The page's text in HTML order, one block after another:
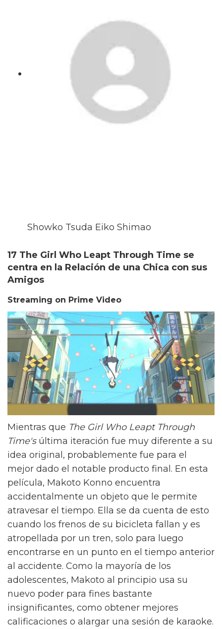
Showko Tsuda Eiko Shimao
17 The Girl Who Leapt Through Time se
centra en la Relación de una Chica con sus
Amigos
Streaming on Prime Video
Mientras que The Girl Who Leapt Through
Time'súltima iteración fue muy diferente a su
idea original, probablemente fue para el
mejor dado el notable producto final. En esta
película, Makoto Konno encuentra
accidentalmente un objeto que le permite
atravesar el tiempo. Ella se da cuenta de esto
cuando los frenos de su bicicleta fallan y es
atropellada por un tren, solo para luego
encontrarse en un punto en el tiempo anterior
al accidente. Como la mayoría de los
adolescentes, Makoto al principio usa su
nuevo poder para fines bastante
insignificantes, como obtener mejores
calificaciones o alargar una sesión de karaoke.